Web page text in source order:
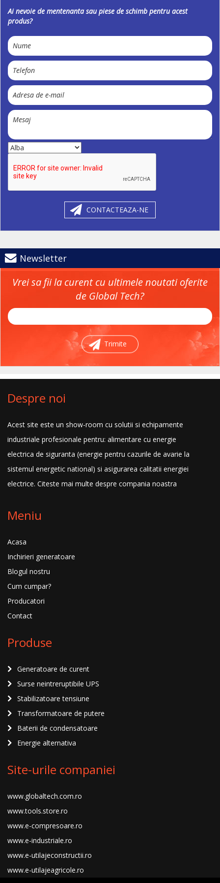
Ai nevoie de mentenanta sau piese de schimb pentru acest
produs?
CONTACTEAZA-NE
Newsletter
Vrei sa fii la curent cu ultimele noutati oferite
de Global Tech?
Trimite
Despre noi
Acest site este un show-room cu solutii si echipamente
industriale profesionale pentru: alimentare cu energie
electrica de siguranta (energie pentru cazurile de avarie la
sistemul energetic national) si asigurarea calitatii energiei
electrice. Citeste mai multe despre compania noastra
Meniu
Acasa
Inchirieri generatoare
Blogul nostru
Cum cumpar?
Producatori
Contact
Produse
Generatoare de curent
Surse neintreruptibile UPS
Stabilizatoare tensiune
Transformatoare de putere
Baterii de condensatoare
Energie alternativa
Site-urile companiei
www.globaltech.com.ro
www.tools.store.ro
www.e-compresoare.ro
www.e-industriale.ro
www.e-utilajeconstructii.ro
www.e-utilajeagricole.ro